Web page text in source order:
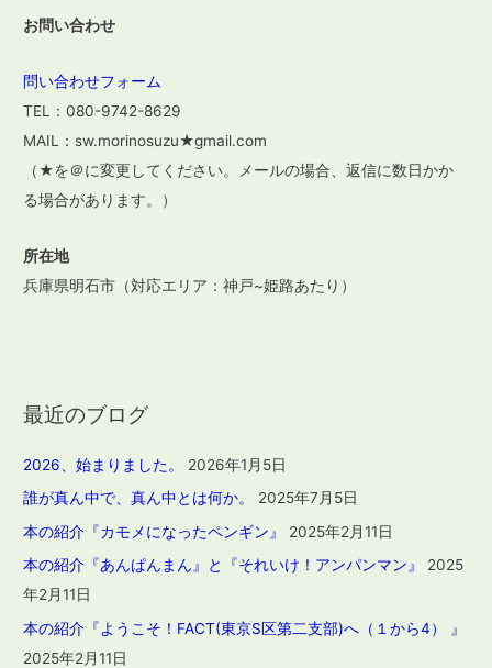
お問い合わせ
問い合わせフォーム
TEL：080-9742-8629
MAIL：sw.morinosuzu★gmail.com
（★を＠に変更してください。メールの場合、返信に数日かか
る場合があります。）
所在地
兵庫県明石市（対応エリア：神戸~姫路あたり）
最近のブログ
2026、始まりました。
2026年1月5日
誰が真ん中で、真ん中とは何か。
2025年7月5日
本の紹介『カモメになったペンギン』
2025年2月11日
本の紹介『あんぱんまん』と『それいけ！アンパンマン』
2025
年2月11日
本の紹介『ようこそ！FACT(東京S区第二支部)へ（１から4） 』
2025年2月11日